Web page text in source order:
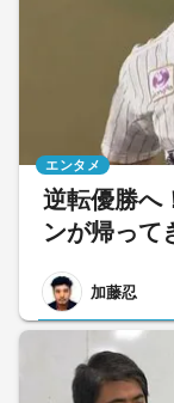
逆転優勝へ
ンが帰って
加藤忍
エンタメ